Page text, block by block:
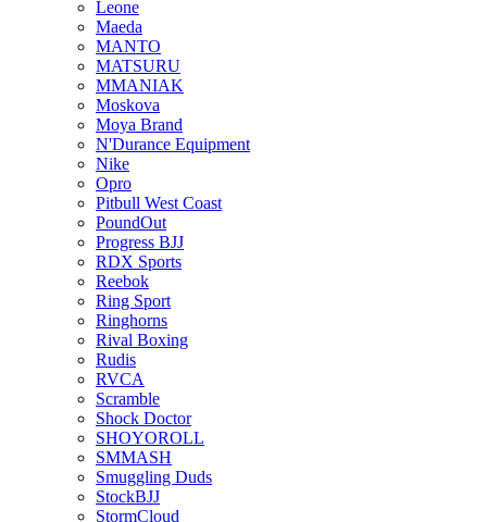
Leone
Maeda
MANTO
MATSURU
MMANIAK
Moskova
Moya Brand
N'Durance Equipment
Nike
Opro
Pitbull West Coast
PoundOut
Progress BJJ
RDX Sports
Reebok
Ring Sport
Ringhorns
Rival Boxing
Rudis
RVCA
Scramble
Shock Doctor
SHOYOROLL
SMMASH
Smuggling Duds
StockBJJ
StormCloud